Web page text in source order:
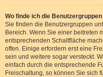
Wo finde ich die
Sie finden die Benutzergruppen
Bereich. Wenn Sie einer beitreten
entsprechenden Schaltfläche
offen. Einige erfordern erst eine
sein und weitere sogar versteckt.
einfach durch die entsprechende
Freischaltung, so können Sie sich